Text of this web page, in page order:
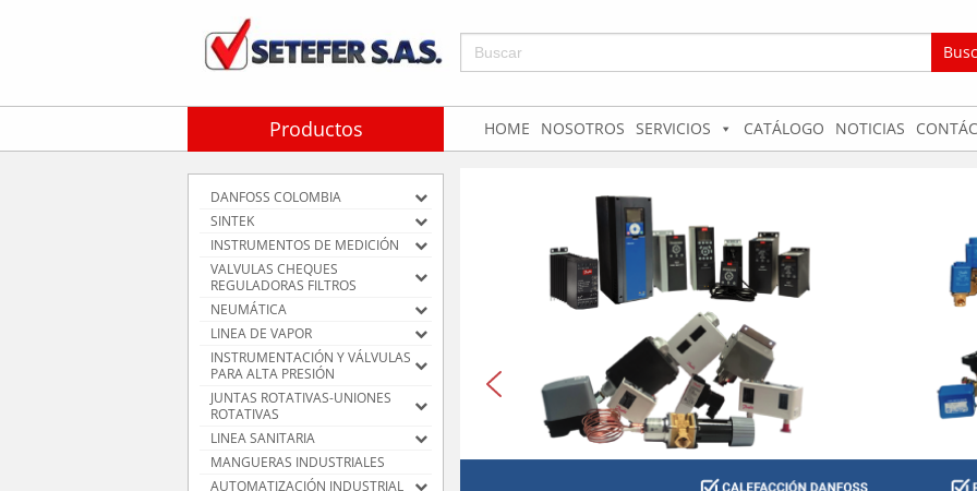
Buscar:
HOME NOSOTROS SERVICIOS CATÁLOGO NOTICIAS
Productos
DANFOSS COLOMBIA
SINTEK
INSTRUMENTOS DE MEDICIÓN
VALVULAS CHEQUES
REGULADORAS FILTROS
NEUMÁTICA
LINEA DE VAPOR
INSTRUMENTACIÓN Y VÁLVULAS
PARA ALTA PRESIÓN
JUNTAS ROTATIVAS-UNIONES
ROTATIVAS
LINEA SANITARIA
MANGUERAS INDUSTRIALES
AUTOMATIZACIÓN INDUSTRIAL